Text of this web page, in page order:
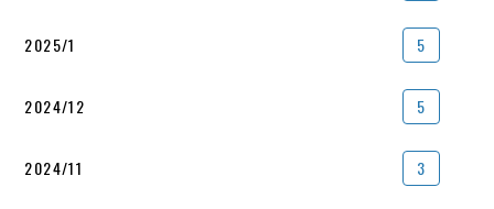
2025/1 5
2024/12 5
2024/11 3